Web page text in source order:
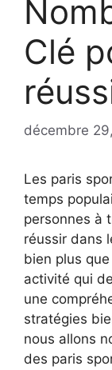
Clé
décembre
Les paris
temps
personnes à
réussir dans
bien plus que
activité qui
une
stratégies
nous allons
des paris